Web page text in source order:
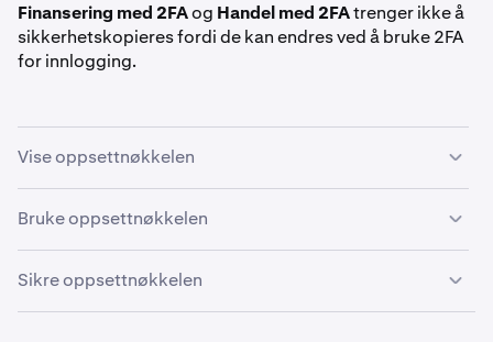
Finansering med 2FAog Handel med 2FAtrenger ikke å
sikkerhetskopieres fordi de kan endres ved å bruke 2FA
for innlogging.
Vise oppsettnøkkelen
Når du setter opp en autentiseringsapp
oppsettnøkkelen
en QR-kode, men som også kan leses i klartekst ved å
klikke påVis oppsettnøkkel
. Den blir noen ganger også
Bruke oppsettnøkkelen
Oppsettnøkkelen kan legges inn manuelt i de fleste
autentiseringsapper for å gjenopprette 2FA. Kontakt
utvikleren av appen din (f.eks. Google, Microsoft osv.) for
Sikre oppsettnøkkelen